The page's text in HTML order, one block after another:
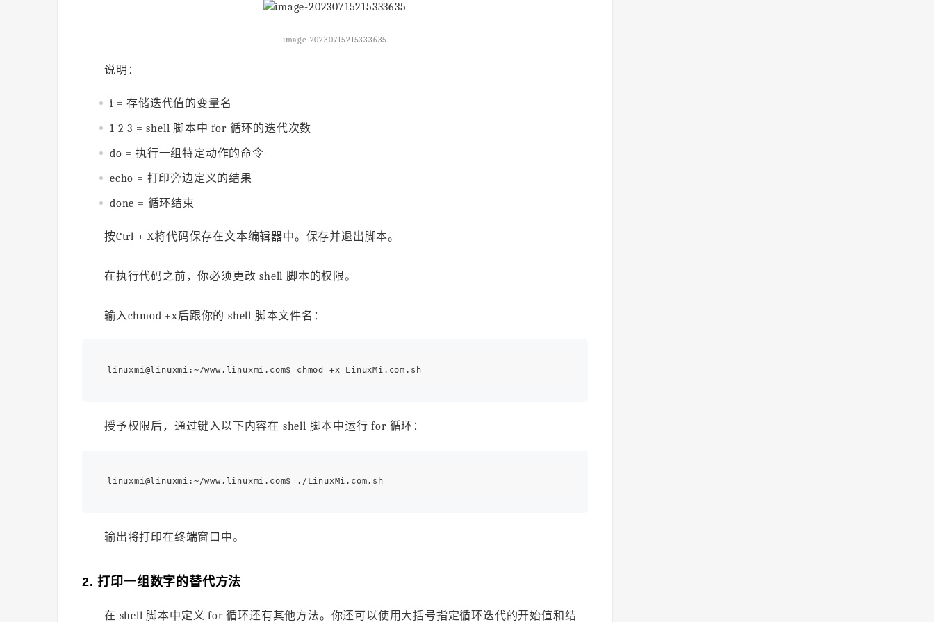
image-20230715215333635
说明：
i = 存储迭代值的变量名
1 2 3 = shell 脚本中 for 循环的迭代次数
do = 执行一组特定动作的命令
echo = 打印旁边定义的结果
done = 循环结束
按Ctrl + X将代码保存在文本编辑器中。保存并退出脚本。
在执行代码之前，你必须更改 shell 脚本的权限。
输入chmod +x后跟你的 shell 脚本文件名：
授予权限后，通过键入以下内容在 shell 脚本中运行 for 循环：
输出将打印在终端窗口中。
2. 打印一组数字的替代方法
在 shell 脚本中定义 for 循环还有其他方法。你还可以使用大括号指定循环迭代的开始值和结